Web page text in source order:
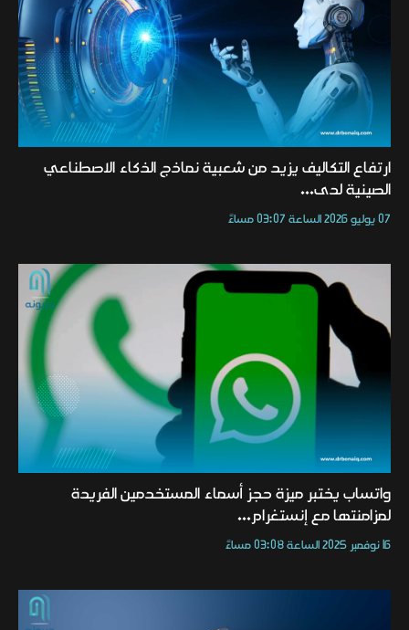
ارتفاع التكاليف يزيد من شعبية نماذج الذكاء الاصطناعي
الصينية لدى...
07 يوليو 2026 الساعة 03:07 مساءً
واتساب يختبر ميزة حجز أسماء المستخدمين الفريدة
لمزامنتها مع إنستغرام...
16 نوفمبر 2025 الساعة 03:08 مساءً